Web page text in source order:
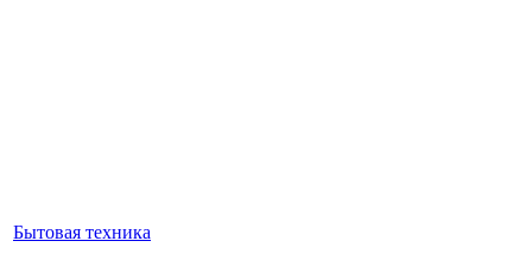
Бытовая техника